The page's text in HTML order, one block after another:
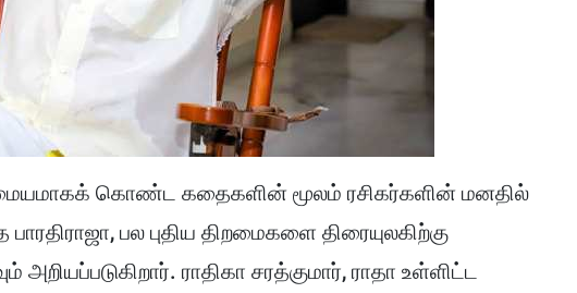
கொண்ட கதைகளின் மூலம் ரசிகர்களின் மனதில்
பல புதிய திறமைகளை திரையுலகிற்கு
அறியப்படுகிறார். ராதிகா சரத்குமார், ராதா உள்ளிட்ட